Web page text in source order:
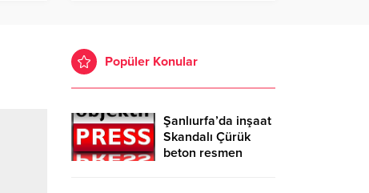
Popüler Konular
Şanlıurfa’da inşaat
Skandalı Çürük
beton resmen